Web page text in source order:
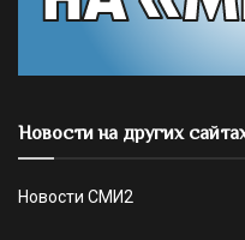
Новости на других
Новости СМИ2